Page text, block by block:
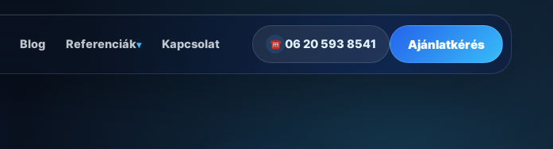
Blog Referenciák▾ Kapcsolat ☎ 06 20 593 8541 Ajánlatkérés